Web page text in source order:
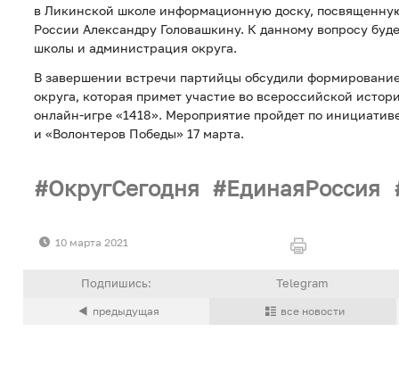
в Ликинской школе информационную доску,
России Александру Головашкину. К данному вопросу
школы и администрация округа.
В завершении встречи партийцы обсудили
округа, которая примет участие во всероссийской
онлайн-игре «1418». Мероприятие пройдет по
и «Волонтеров Победы» 17 марта.
ОкругСегодня ЕдинаяРоссия
10 марта 2021